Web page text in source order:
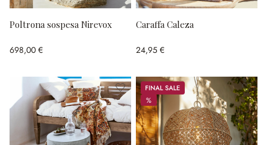
Poltrona sospesa Nirevox
698,00 €
Caraffa Caleza
24,95 €
Sale
%
%